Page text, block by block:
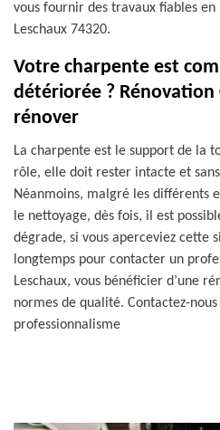
vous fournir des travaux fiables
Leschaux 74320.
Votre charpente est
détériorée ? Rénovation
rénover
La charpente est le support de la
rôle, elle doit rester intacte et
Néanmoins, malgré les différents
le nettoyage, dès fois, il est
dégrade, si vous aperceviez cette
longtemps pour contacter un
Leschaux, vous bénéficier d’une
normes de qualité. Contactez-
professionnalisme